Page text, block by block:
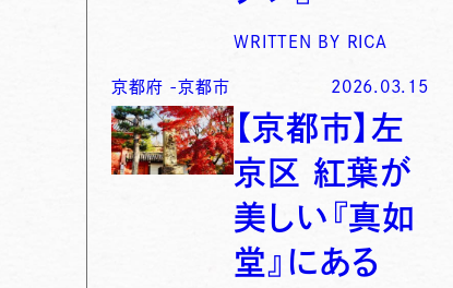
WRITTEN BY RICA
京都府 -京都市 2026.03.15
【京都市】左
京区 紅葉が
美しい『真如
堂』にある